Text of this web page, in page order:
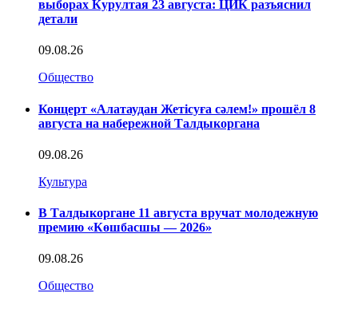
выборах Курултая 23 августа: ЦИК разъяснил
детали
09.08.26
Общество
Концерт «Алатаудан Жетісуға сәлем!» прошёл 8
августа на набережной Талдыкоргана
09.08.26
Культура
В Талдыкоргане 11 августа вручат молодежную
премию «Көшбасшы — 2026»
09.08.26
Общество